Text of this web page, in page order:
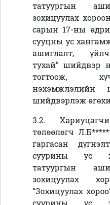
татуургын
зохицуулах
сарын 17-ны
сууцны ус
ашиглалт,
тухай” шийдвэр
тогтоож,
нэхэмжлэлийн
шийдвэрлэж
3.2.
төлөөлөгч Л.Б
гаргасан
суурины ус
татуургын
зохицуулах
“Зохицуулах
суурины ус